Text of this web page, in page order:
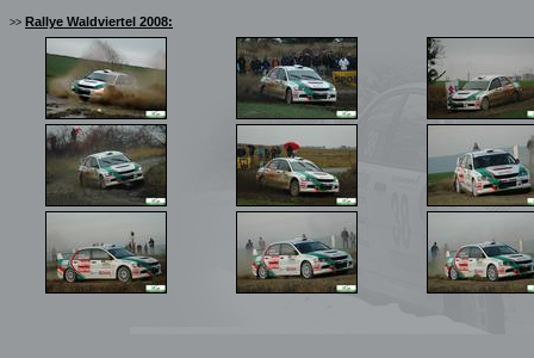
>> Rallye Waldviertel 2008: